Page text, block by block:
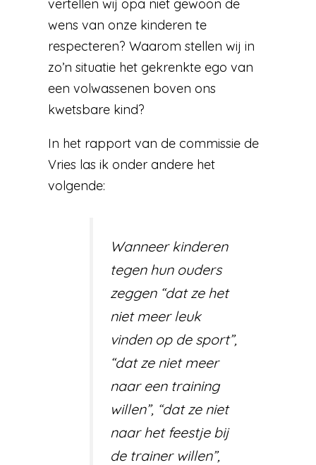
vertellen wij opa niet gewoon de
wens van onze kinderen te
respecteren? Waarom stellen wij in
zo’n situatie het gekrenkte ego van
een volwassenen boven ons
kwetsbare kind?
In het rapport van de commissie de
Vries las ik onder andere het
volgende:
Wanneer kinderen
tegen hun ouders
zeggen “dat ze het
niet meer leuk
vinden op de sport”,
“dat ze niet meer
naar een training
willen”, “dat ze niet
naar het feestje bij
de trainer willen”,